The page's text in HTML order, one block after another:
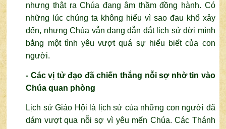
nhưng thật ra Chúa đang âm thầm đồng hành. Có
những lúc chúng ta không hiểu vì sao đau khổ xảy
đến, nhưng Chúa vẫn đang dẫn dắt lịch sử đời mình
bằng một tình yêu vượt quá sự hiểu biết của con
người.
- Các vị tử đạo đã chiến thắng nỗi sợ nhờ tin vào
Chúa quan phòng
Lịch sử Giáo Hội là lịch sử của những con người đã
dám vượt qua nỗi sợ vì yêu mến Chúa. Các Thánh